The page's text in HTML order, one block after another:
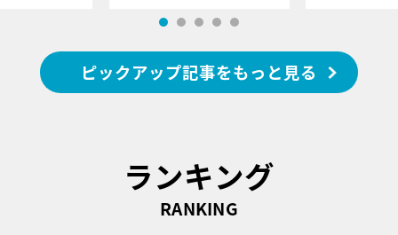
ピックアップ記事をもっと見る
ランキング
RANKING